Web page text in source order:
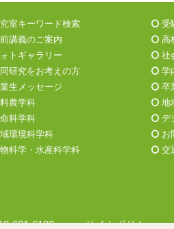
室キーワード検索
講義のご案内
トギャラリー
研究をお考えの方
生メッセージ
農学科
科学科
環境科学科
科学・水産科学科
受
高
社
学
卒
地
デ
お
交
019-621-6103サイトポリシー